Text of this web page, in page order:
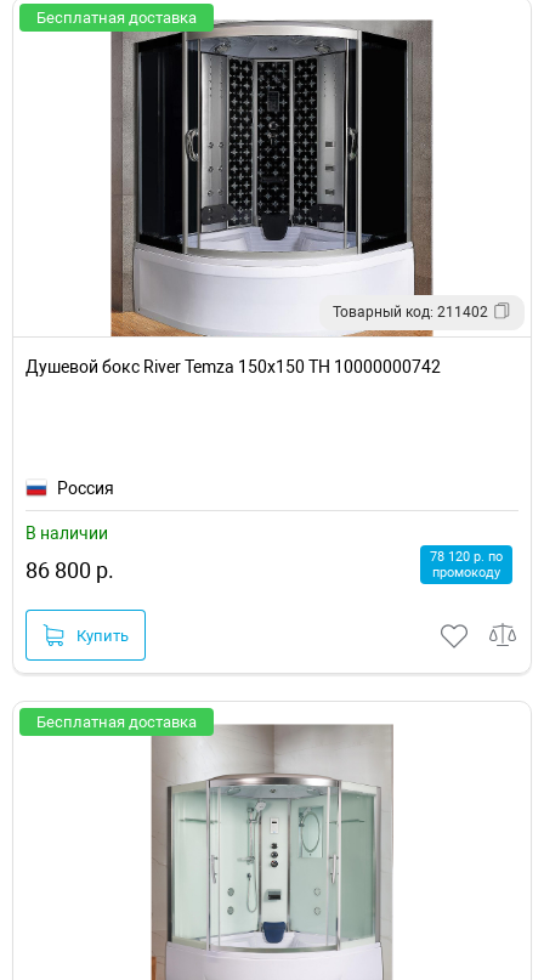
Бесплатная доставка
Товарный код: 211402
Душевой бокс River Temza 150x150 ТН 10000000742
Россия
В наличии
86 800 р.
78 120 р. по
промокоду
Купить
Бесплатная доставка